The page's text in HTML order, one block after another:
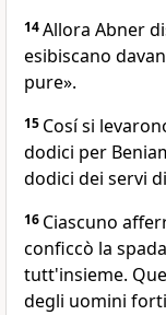
14Allora Abner
esibiscano
pure».
15 Cosí si
dodici per
dodici dei servi
16 Ciascuno
conficcò la
tutt'insieme.
degli uomini